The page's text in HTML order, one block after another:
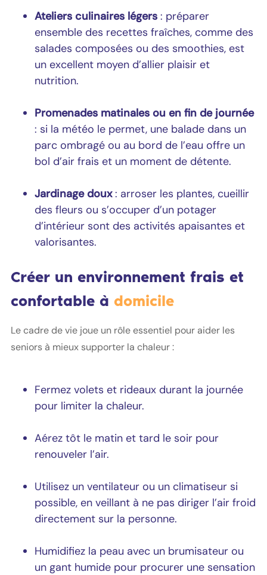
Ateliers culinaires légers : préparer
ensemble des recettes fraîches, comme des
salades composées ou des smoothies, est
un excellent moyen d’allier plaisir et
nutrition.
Promenades matinales ou en fin de journée
: si la météo le permet, une balade dans un
parc ombragé ou au bord de l’eau offre un
bol d’air frais et un moment de détente.
Jardinage doux: arroser les plantes, cueillir
des fleurs ou s’occuper d’un potager
d’intérieur sont des activités apaisantes et
valorisantes.
Créer un environnement frais et
confortable à domicile
Le cadre de vie joue un rôle essentiel pour aider les
seniors à mieux supporter la chaleur :
Fermez volets et rideaux durant la journée
pour limiter la chaleur.
Aérez tôt le matin et tard le soir pour
renouveler l’air.
Utilisez un ventilateur ou un climatiseur si
possible, en veillant à ne pas diriger l’air froid
directement sur la personne.
Humidifiez la peau avec un brumisateur ou
un gant humide pour procurer une sensation